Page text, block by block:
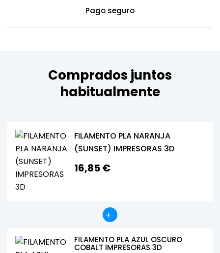
Pago seguro
Comprados juntos
habitualmente
FILAMENTO PLA NARANJA
(SUNSET) IMPRESORAS 3D
16,85 €
FILAMENTO PLA AZUL OSCURO
COBALT IMPRESORAS 3D